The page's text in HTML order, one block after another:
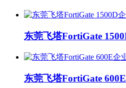
东莞飞塔FortiGate
东莞飞塔FortiGate